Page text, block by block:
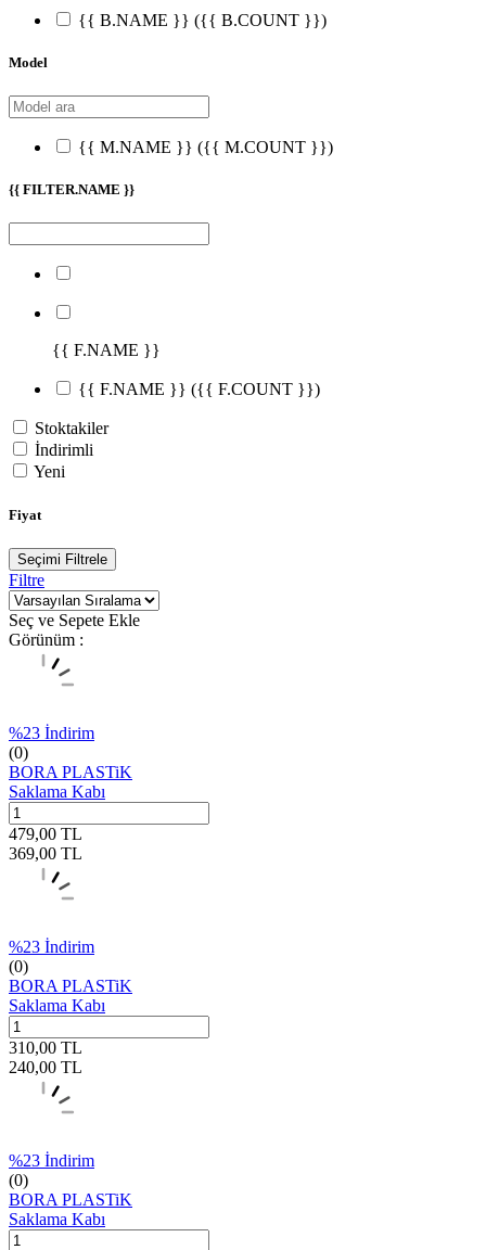
{{ B.NAME }} ({{ B.COUNT }})
Model
{{ M.NAME }} ({{ M.COUNT }})
{{ FILTER.NAME }}
{{ F.NAME }}
{{ F.NAME }} ({{ F.COUNT }})
Stoktakiler
İndirimli
Yeni
Fiyat
Seçimi Filtrele
Filtre
Seç ve Sepete Ekle
Görünüm :
%23 İndirim
(0)
BORA PLASTiK
Saklama Kabı
479,00 TL
369,00 TL
%23 İndirim
(0)
BORA PLASTiK
Saklama Kabı
310,00 TL
240,00 TL
%23 İndirim
(0)
BORA PLASTiK
Saklama Kabı